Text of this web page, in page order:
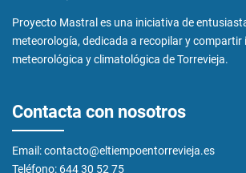
Proyecto Mastral es una iniciativa de
meteorología, dedicada a recopilar y
meteorológica y climatológica de Torrevieja.
Contacta con nosotros
Email: contacto@eltiempoentorrevieja.es
Teléfono: 644 30 52 75